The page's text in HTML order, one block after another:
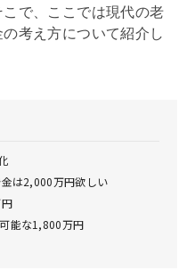
で、ここでは現代の老
考え方について紹介し
は2,000万円欲しい
能な1,800万円